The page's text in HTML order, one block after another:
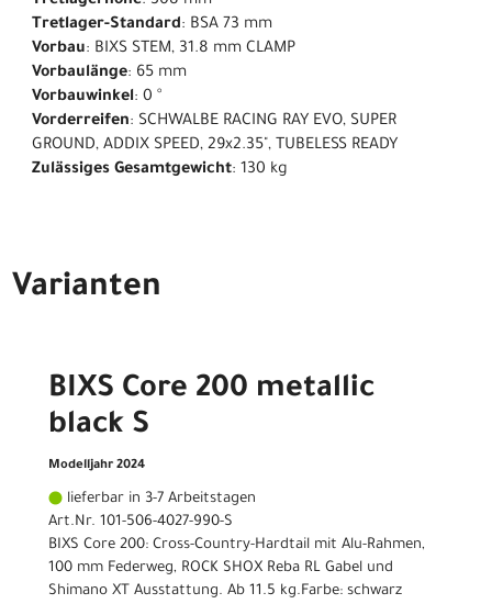
Tretlager-Standard: BSA 73 mm
Vorbau: BIXS STEM, 31.8 mm CLAMP
Vorbaulänge: 65 mm
Vorbauwinkel: 0 °
Vorderreifen: SCHWALBE RACING RAY EVO, SUPER
GROUND, ADDIX SPEED, 29x2.35", TUBELESS READY
Zulässiges Gesamtgewicht: 130 kg
Varianten
BIXS Core 200 metallic
black S
Modelljahr 2024
lieferbar in 3-7 Arbeitstagen
Art.Nr. 101-506-4027-990-S
BIXS Core 200: Cross-Country-Hardtail mit Alu-Rahmen,
100 mm Federweg, ROCK SHOX Reba RL Gabel und
Shimano XT Ausstattung. Ab 11.5 kg.Farbe: schwarz